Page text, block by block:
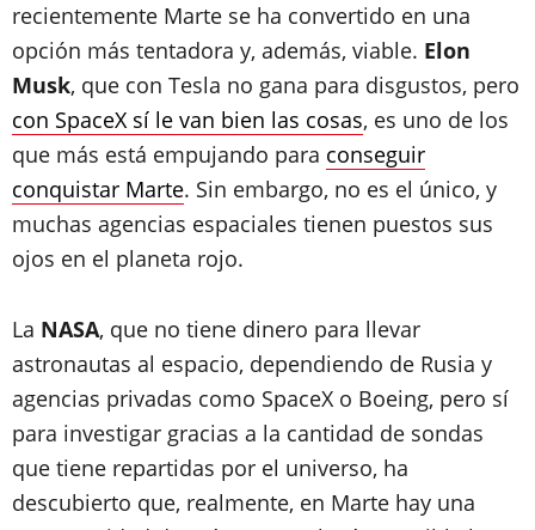
recientemente Marte se ha convertido en una
opción más tentadora y, además, viable. Elon
Musk, que con Tesla no gana para disgustos, pero
con SpaceX sí le van bien las cosas, es uno de los
que más está empujando para conseguir
conquistar Marte. Sin embargo, no es el único, y
muchas agencias espaciales tienen puestos sus
ojos en el planeta rojo.
La NASA, que no tiene dinero para llevar
astronautas al espacio, dependiendo de Rusia y
agencias privadas como SpaceX o Boeing, pero sí
para investigar gracias a la cantidad de sondas
que tiene repartidas por el universo, ha
descubierto que, realmente, en Marte hay una